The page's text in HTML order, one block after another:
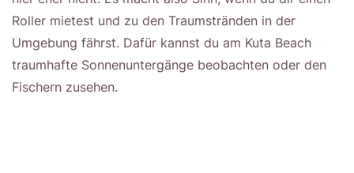
Roller mietest und zu den Traumstränden in der
Umgebung fährst. Dafür kannst du am Kuta Beach
traumhafte Sonnenuntergänge beobachten oder den
Fischern zusehen.